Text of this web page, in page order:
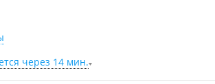
через 14 мин.